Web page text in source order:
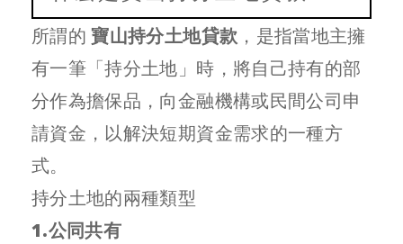
所謂的寶山持分土地貸款 ，是指當地主擁
有一筆「持分土地」時，將自己持有的部
分作為擔保品，向金融機構或民間公司申
請資金，以解決短期資金需求的一種方
式。
持分土地的兩種類型
1.公同共有